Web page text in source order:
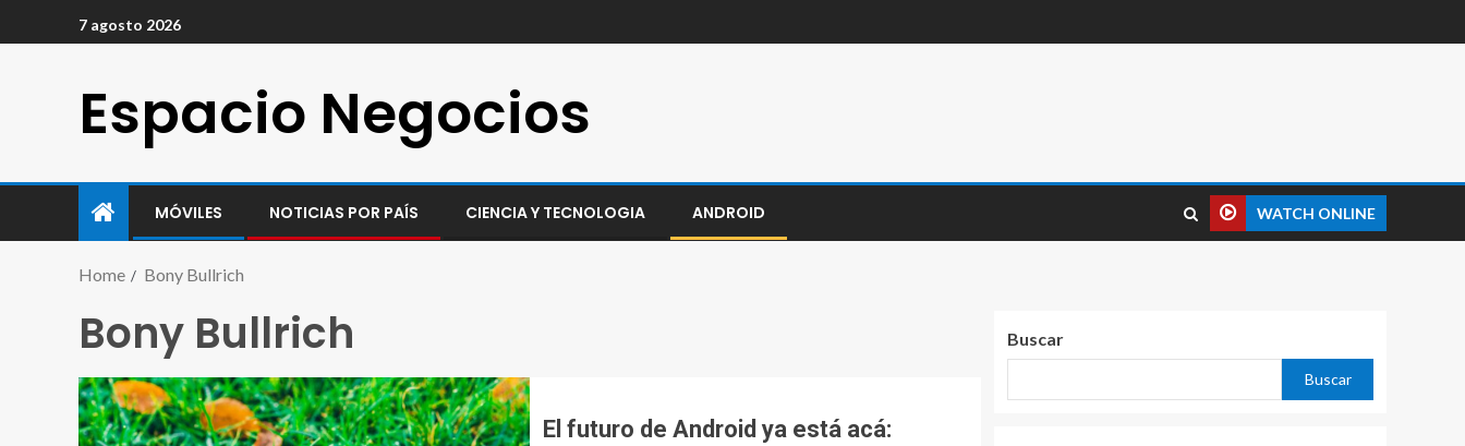
7 agosto 2026
Espacio Negocios
MÓVILES NOTICIAS POR PAÍS CIENCIA Y TECNOLOGIA ANDROID WATCH ONLINE
Home Bony Bullrich
Bony Bullrich
El futuro de Android ya está acá:
Buscar
Buscar